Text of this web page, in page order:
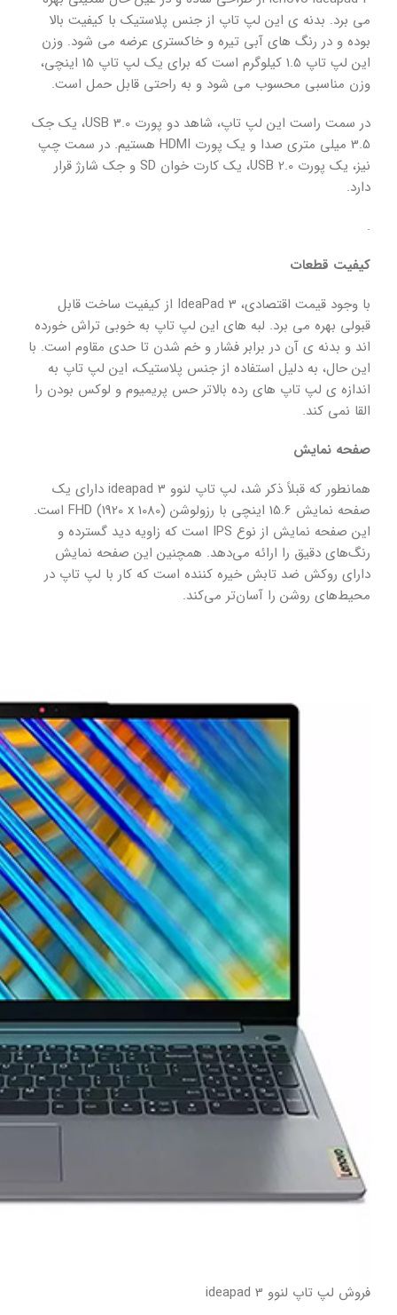
می برد. بدنه ی این لپ تاپ از جنس پلاستیک با کیفیت بالا
بوده و در رنگ های آبی تیره و خاکستری عرضه می شود. وزن
این لپ تاپ 1.5 کیلوگرم است که برای یک لپ تاپ 15 اینچی،
وزن مناسبی محسوب می شود و به راحتی قابل حمل است.
در سمت راست این لپ تاپ، شاهد دو پورت USB 3.0، یک جک
3.5 میلی متری صدا و یک پورت HDMI هستیم. در سمت چپ
نیز، یک پورت USB 2.0، یک کارت خوان SD و جک شارژ قرار
دارد.
.
کیفیت قطعات
با وجود قیمت اقتصادی، IdeaPad 3 از کیفیت ساخت قابل
قبولی بهره می برد. لبه های این لپ تاپ به خوبی تراش خورده
اند و بدنه ی آن در برابر فشار و خم شدن تا حدی مقاوم است. با
این حال، به دلیل استفاده از جنس پلاستیک، این لپ تاپ به
اندازه ی لپ تاپ های رده بالاتر حس پریمیوم و لوکس بودن را
القا نمی کند.
صفحه نمایش
همانطور که قبلاً ذکر شد، لپ تاپ لنوو ideapad 3 دارای یک
صفحه نمایش 15.6 اینچی با رزولوشن FHD (1920 x 1080) است.
این صفحه نمایش از نوع IPS است که زاویه دید گسترده و
رنگ‌های دقیق را ارائه می‌دهد. همچنین این صفحه نمایش
دارای روکش ضد تابش خیره کننده است که کار با لپ تاپ در
محیط‌های روشن را آسان‌تر می‌کند.
فروش لپ تاپ لنوو ideapad 3